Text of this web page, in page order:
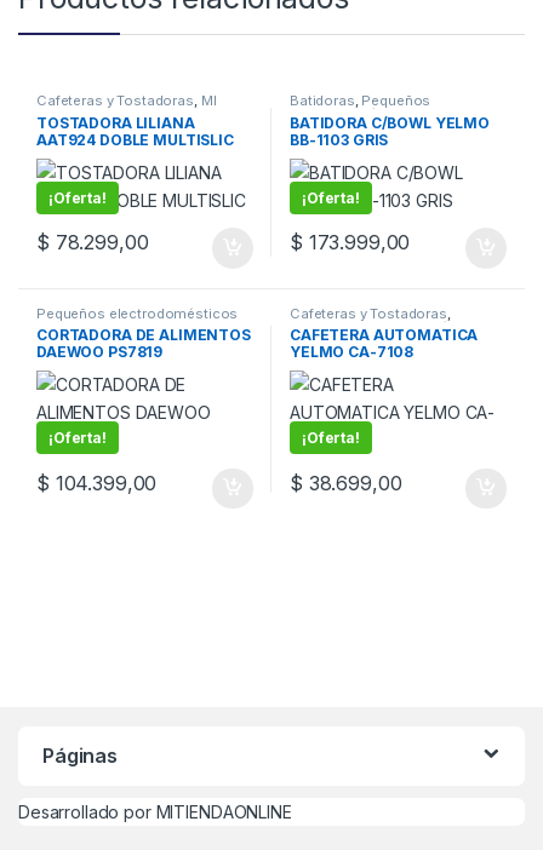
Cafeteras y Tostadoras, MI
CASA,Pequeños
electrodomésticos
TOSTADORA LILIANA
AAT924 DOBLE MULTISLIC
¡Oferta!
$ 78.299,00
Batidoras, Pequeños
electrodomésticos
BATIDORA C/BOWL YELMO
BB-1103 GRIS
¡Oferta!
$ 173.999,00
Pequeños electrodomésticos
CORTADORA DE ALIMENTOS
DAEWOO PS7819
¡Oferta!
$ 104.399,00
Cafeteras y Tostadoras
Pequeños electrodomésticos
CAFETERA AUTOMATICA
YELMO CA-7108
¡Oferta!
$ 38.699,00
Páginas
Desarrollado por MITIENDAONLINE